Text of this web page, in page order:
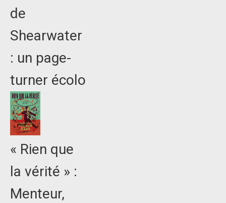
de
Shearwater
: un page-
turner écolo
« Rien que
la vérité » :
Menteur,